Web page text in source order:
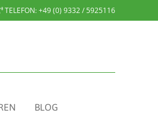
TELEFON:+49 (0) 9332 / 5925116
BLOG